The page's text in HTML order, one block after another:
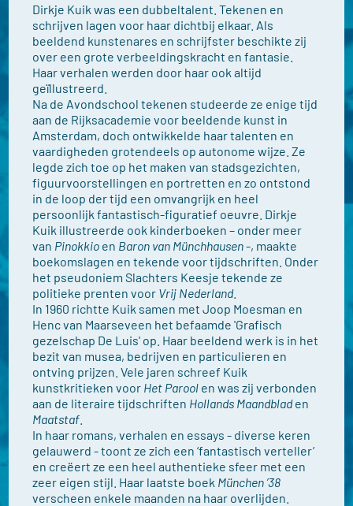
Dirkje Kuik was een dubbeltalent. Tekenen en
schrijven lagen voor haar dichtbij elkaar. Als
beeldend kunstenares en schrijfster beschikte zij
over een grote verbeeldingskracht en fantasie.
Haar verhalen werden door haar ook altijd
geïllustreerd.
Na de Avondschool tekenen studeerde ze enige tijd
aan de Rijksacademie voor beeldende kunst in
Amsterdam, doch ontwikkelde haar talenten en
vaardigheden grotendeels op autonome wijze. Ze
legde zich toe op het maken van stadsgezichten,
figuurvoorstellingen en portretten en zo ontstond
in de loop der tijd een omvangrijk en heel
persoonlijk fantastisch-figuratief oeuvre. Dirkje
Kuik illustreerde ook kinderboeken – onder meer
van Pinokkio en Baron van Münchhausen-, maakte
boekomslagen en tekende voor tijdschriften. Onder
het pseudoniem Slachters Keesje tekende ze
politieke prenten voor Vrij Nederland.
In 1960 richtte Kuik samen met Joop Moesman en
Henc van Maarseveen het befaamde 'Grafisch
gezelschap De Luis' op. Haar beeldend werk is in het
bezit van musea, bedrijven en particulieren en
ontving prijzen. Vele jaren schreef Kuik
kunstkritieken voor Het Parool en was zij verbonden
aan de literaire tijdschriften Hollands Maandbladen
Maatstaf
In haar romans, verhalen en essays - diverse keren
gelauwerd - toont ze zich een ‘fantastisch verteller’
en creëert ze een heel authentieke sfeer met een
zeer eigen stijl. Haar laatste boek München ’38
verscheen enkele maanden na haar overlijden.